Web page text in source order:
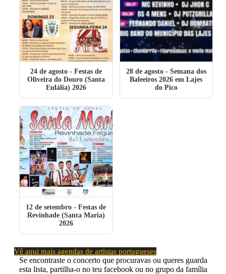
24 de agosto- Festas de
Oliveira do Douro (Santa
Eulália) 2026
28 de agosto- Semana dos
Baleeiros 2026 em Lajes
do Pico
12 de setembro - Festas de
Revinhade (Santa Maria)
2026
Vê aqui mais agendas de artistas portugueses
Se encontraste o concerto que procuravas ou queres guarda
esta lista, partilha-o no teu facebook ou no grupo da família